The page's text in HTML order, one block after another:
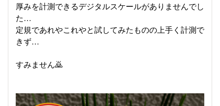
厚みを計測できるデジタルスケールがありませんでし
た…
定規であれやこれやと試してみたものの上手く計測で
きず…
すみません🙇